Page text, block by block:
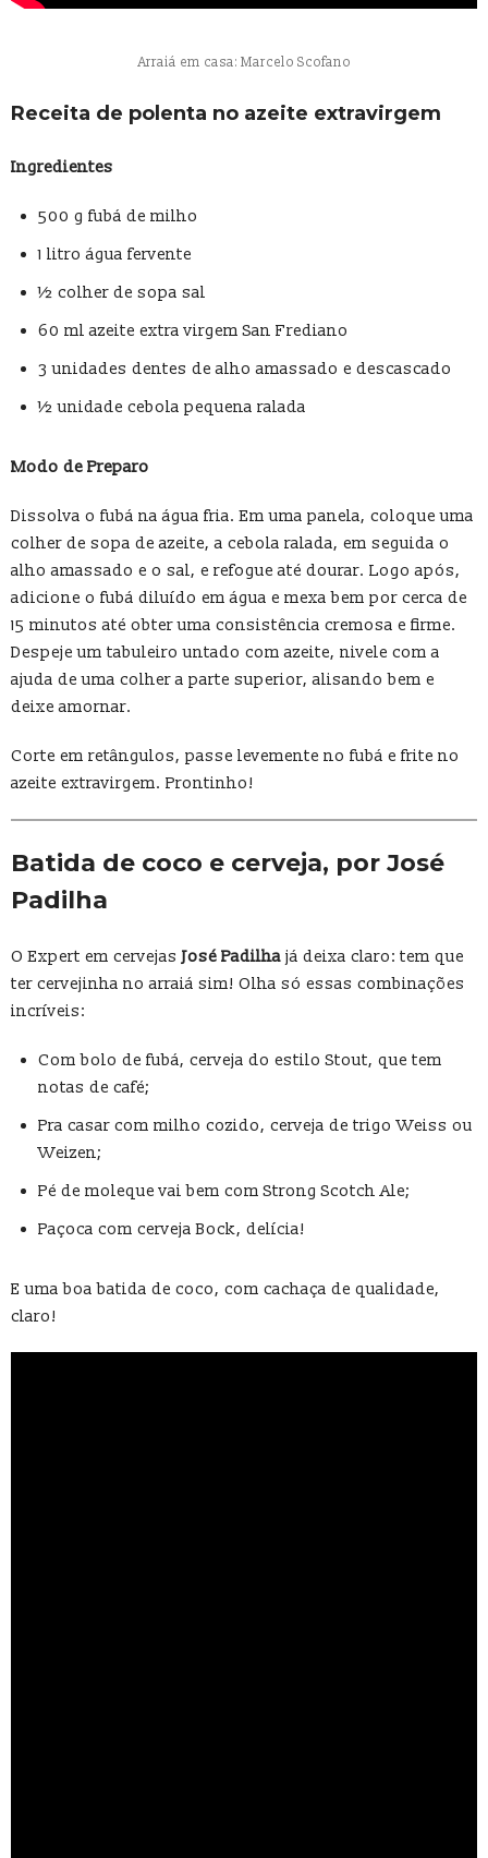
Arraiá em casa: Marcelo Scofano
Receita de polenta no azeite extravirgem
Ingredientes
500 g fubá de milho
1 litro água fervente
½ colher de sopa sal
60 ml azeite extra virgem San Frediano
3 unidades dentes de alho amassado e descascado
½ unidade cebola pequena ralada
Modo de Preparo
Dissolva o fubá na água fria. Em uma panela, coloque uma
colher de sopa de azeite, a cebola ralada, em seguida o
alho amassado e o sal, e refogue até dourar. Logo após,
adicione o fubá diluído em água e mexa bem por cerca de
15 minutos até obter uma consistência cremosa e firme.
Despeje um tabuleiro untado com azeite, nivele com a
ajuda de uma colher a parte superior, alisando bem e
deixe amornar.
Corte em retângulos, passe levemente no fubá e frite no
azeite extravirgem. Prontinho!
Batida de coco e cerveja, por José
Padilha
O Expert em cervejasJosé Padilha já deixa claro: tem que
ter cervejinha no arraiá sim! Olha só essas combinações
incríveis:
Com bolo de fubá, cerveja do estilo Stout, que tem
notas de café;
Pra casar com milho cozido, cerveja de trigo Weiss ou
Weizen;
Pé de moleque vai bem com Strong Scotch Ale;
Paçoca com cerveja Bock, delícia!
E uma boa batida de coco, com cachaça de qualidade,
claro!